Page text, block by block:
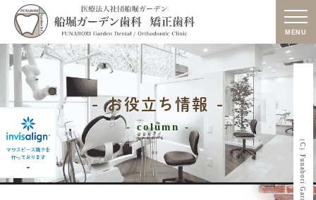
MENU
お役立ち情報
column